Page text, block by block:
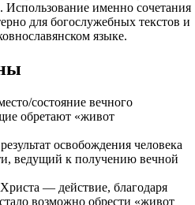
именно сочетания
для богослужебных текстов и
языке.
состояние вечного
обретают «живот
освобождения человека
ведущий к получению вечной
— действие, благодаря
возможно обрести «живот